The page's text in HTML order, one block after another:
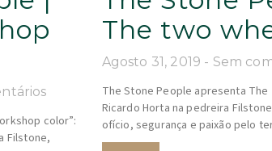
color”:
Filstone,
The two
Agosto 31, 2019 Sem
The Stone People apresenta The
Ricardo Horta na pedreira
ofício, segurança e paixão pelo